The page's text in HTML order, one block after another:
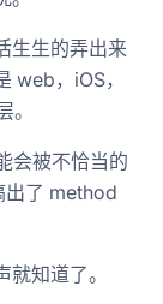
生生的弄出来
web，iOS，
会被不恰当的
出了 method
知道了。